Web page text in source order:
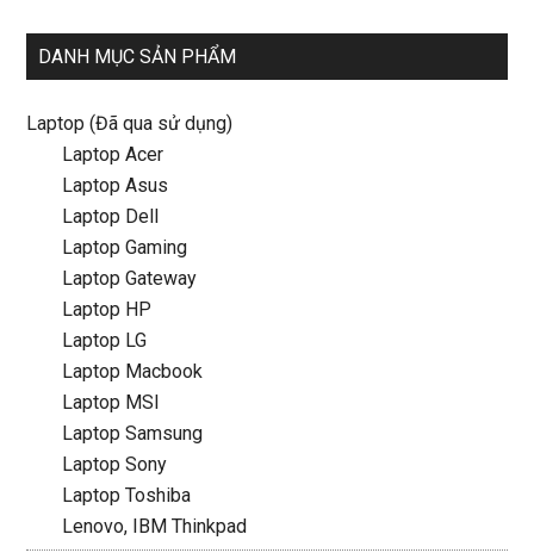
DANH MỤC SẢN PHẨM
Laptop (Đã qua sử dụng)
Laptop Acer
Laptop Asus
Laptop Dell
Laptop Gaming
Laptop Gateway
Laptop HP
Laptop LG
Laptop Macbook
Laptop MSI
Laptop Samsung
Laptop Sony
Laptop Toshiba
Lenovo, IBM Thinkpad